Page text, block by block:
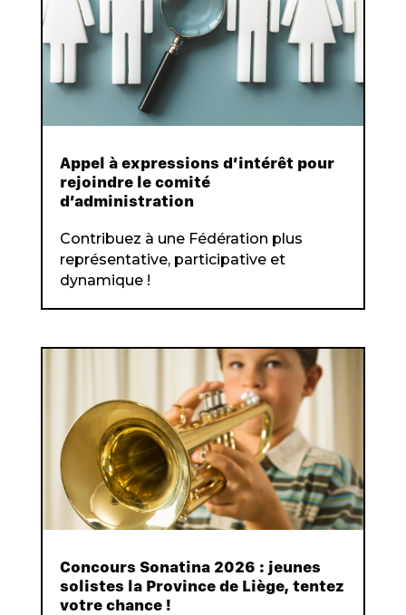
Appel à expressions d’intérêt pour
rejoindre le comité
d’administration
Contribuez à une Fédération plus
représentative, participative et
dynamique !
Concours Sonatina 2026 : jeunes
solistes la Province de Liège, tentez
votre chance !